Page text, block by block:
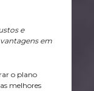
e
em
o plano
melhores